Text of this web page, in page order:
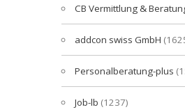
CB Vermittlung &
addcon swiss GmbH
Personalberatung-plus
Job-lb (1237)